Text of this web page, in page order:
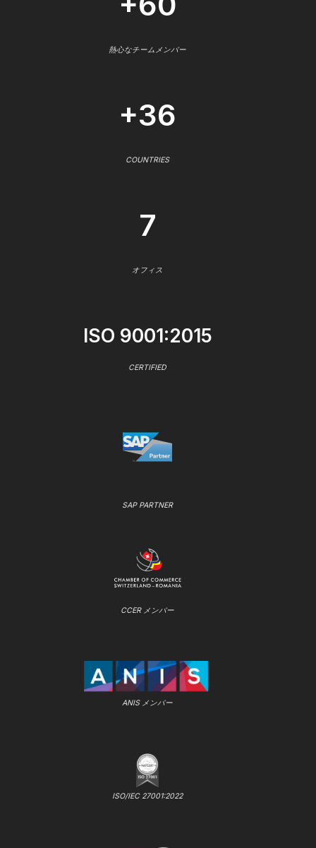
熱心なチームメンバー
+36
COUNTRIES
7
オフィス
ISO 9001:2015
CERTIFIED
SAP PARTNER
CCER メンバー
ANIS メンバー
ISO/IEC 27001:2022